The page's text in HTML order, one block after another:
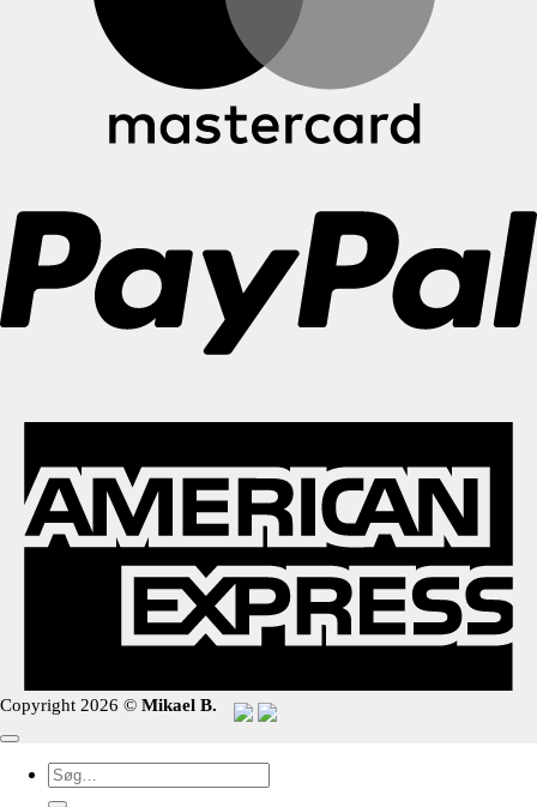
Copyright 2026 © Mikael B.
Søg
efter: